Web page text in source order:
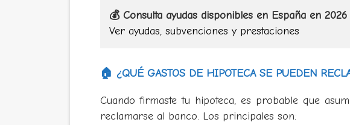
💰 Consulta ayudas disponibles en España en 2026
Ver ayudas, subvenciones y prestaciones
🏠 ¿QUÉ GASTOS DE HIPOTECA SE PUEDEN
Cuando firmaste tu hipoteca, es probable que
reclamarse al banco. Los principales son: